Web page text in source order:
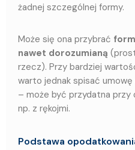
żadnej szczególnej formy.
Może się ona przybrać
nawet dorozumianą
rzecz). Przy bardziej
warto jednak spisać
– może być przydatna
np. z rękojmi.
Podstawa